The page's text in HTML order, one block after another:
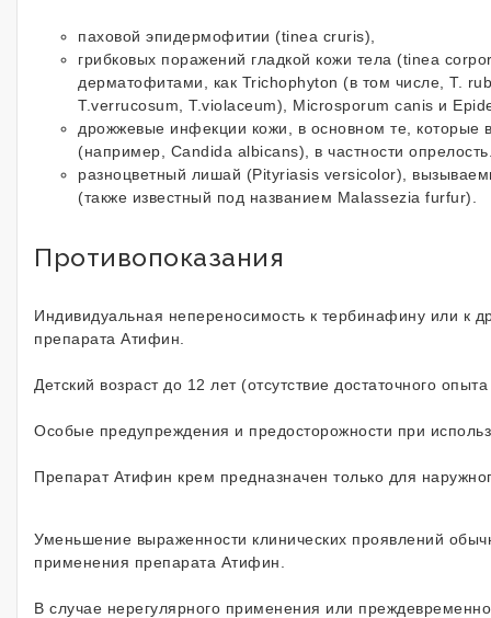
паховой эпидермофитии (tinea cruris),
грибковых поражений гладкой кожи тела (tinea
дерматофитами, как Trichophyton (в том числе, T.
Т.verrucosum, T.violaceum), Microsporum canis и
дрожжевые инфекции кожи, в основном те, которые
(например, Candida albicans), в частности
разноцветный лишай (Pityriasis versicolor),
(также известный под названием Malassezia furfur).
Противопоказания
Индивидуальная непереносимость к тербинафину или к
препарата Атифин.
Детский возраст до 12 лет (отсутствие достаточного
Особые предупреждения и предосторожности при
Препарат Атифин крем предназначен только для
Уменьшение выраженности клинических проявлений
применения препарата Атифин.
В случае нерегулярного применения или